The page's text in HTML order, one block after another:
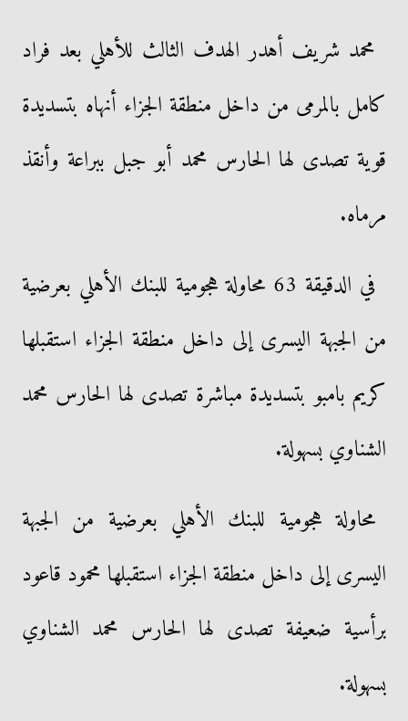
محمد شريف أهدر الهدف الثالث للأهلي بعد فراد
كامل بالمرمى من داخل منطقة الجزاء أنهاه بتسديدة
قوية تصدى لها الحارس محمد أبو جبل ببراعة وأنقذ
مرماه.
في الدقيقة 63 محاولة هجومية للبنك الأهلي بعرضية
من الجبهة اليسرى إلى داخل منطقة الجزاء استقبلها
كريم بامبو بتسديدة مباشرة تصدى لها الحارس محمد
الشناوي بسهولة.
محاولة هجومية للبنك الأهلي بعرضية من الجبهة
اليسرى إلى داخل منطقة الجزاء استقبلها محمود قاعود
برأسية ضعيفة تصدى لها الحارس محمد الشناوي
بسهولة.